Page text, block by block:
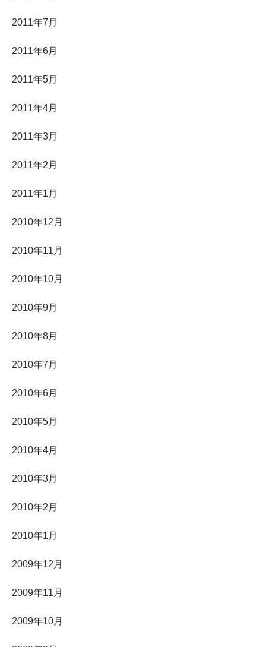
2011年7月
2011年6月
2011年5月
2011年4月
2011年3月
2011年2月
2011年1月
2010年12月
2010年11月
2010年10月
2010年9月
2010年8月
2010年7月
2010年6月
2010年5月
2010年4月
2010年3月
2010年2月
2010年1月
2009年12月
2009年11月
2009年10月